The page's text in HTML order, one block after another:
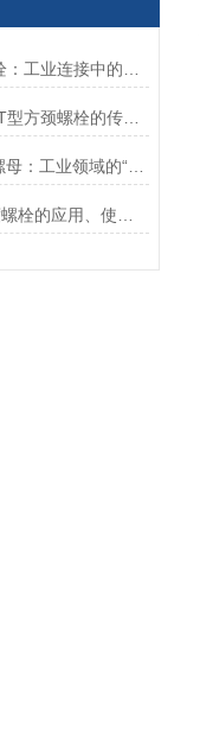
工业脊梁：DIN186T型方颈螺栓的传奇故事